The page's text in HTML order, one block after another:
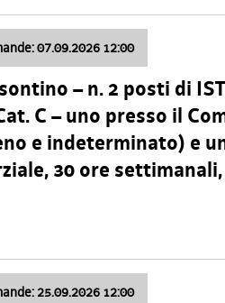
07.09.2026 12:00
– n. 2 posti di
C – uno presso il
e indeterminato) e
30 ore
25.09.2026 12:00